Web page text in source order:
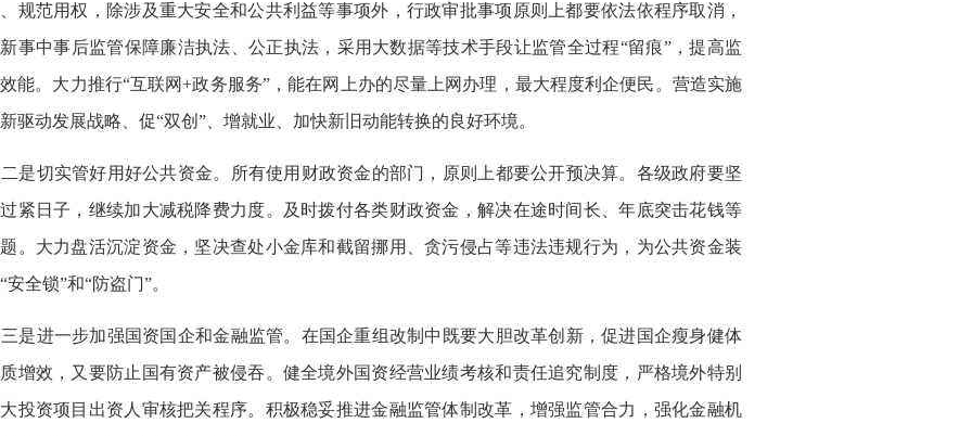
规范用权，除涉及重大安全和公共利益等事项外，行政审批事项原则上都要依法依程序取消，
事中事后监管保障廉洁执法、公正执法，采用大数据等技术手段让监管全过程“留痕”，提高监
能。大力推行“互联网+政务服务”，能在网上办的尽量上网办理，最大程度利企便民。营造实施
驱动发展战略、促“双创”、增就业、加快新旧动能转换的良好环境。
是切实管好用好公共资金。所有使用财政资金的部门，原则上都要公开预决算。各级政府要坚
紧日子，继续加大减税降费力度。及时拨付各类财政资金，解决在途时间长、年底突击花钱等
。大力盘活沉淀资金，坚决查处小金库和截留挪用、贪污侵占等违法违规行为，为公共资金装
“安全锁”和“防盗门”。
是进一步加强国资国企和金融监管。在国企重组改制中既要大胆改革创新，促进国企瘦身健体
增效，又要防止国有资产被侵吞。健全境外国资经营业绩考核和责任追究制度，严格境外特别
投资项目出资人审核把关程序。积极稳妥推进金融监管体制改革，增强监管合力，强化金融机